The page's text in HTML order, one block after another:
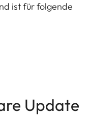
ist für folgende
Update